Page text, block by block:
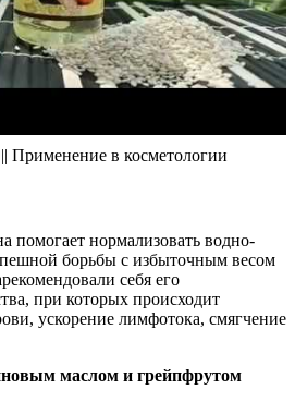
в косметологии
помогает нормализовать водно-
борьбы с избыточным весом
себя его
при которых происходит
ускорение лимфотока, смягчение
маслом и грейпфрутом